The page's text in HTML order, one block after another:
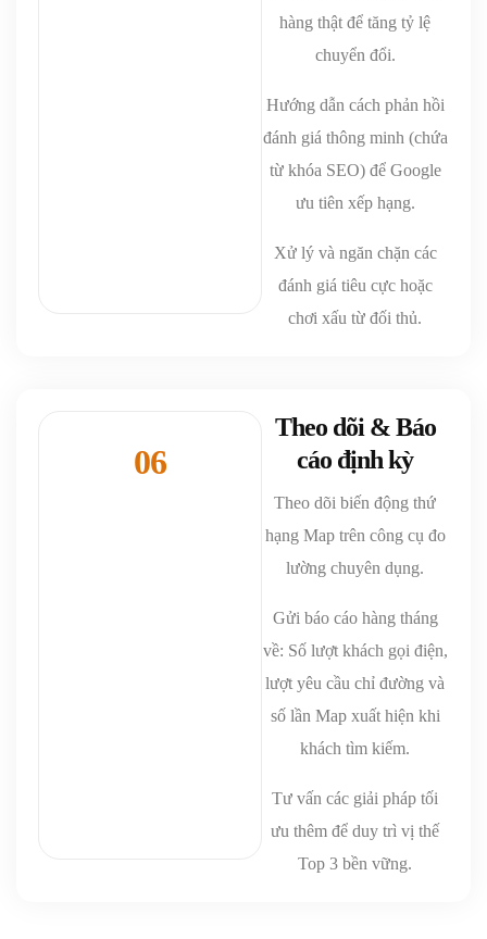
hàng thật để tăng tỷ lệ
chuyển đổi.
Hướng dẫn cách phản hồi
đánh giá thông minh (chứa
từ khóa SEO) để Google
ưu tiên xếp hạng.
Xử lý và ngăn chặn các
đánh giá tiêu cực hoặc
chơi xấu từ đối thủ.
Theo dõi & Báo
cáo định kỳ
Theo dõi biến động thứ
hạng Map trên công cụ đo
lường chuyên dụng.
Gửi báo cáo hàng tháng
về: Số lượt khách gọi điện,
lượt yêu cầu chỉ đường và
số lần Map xuất hiện khi
khách tìm kiếm.
Tư vấn các giải pháp tối
ưu thêm để duy trì vị thế
Top 3 bền vững.
06